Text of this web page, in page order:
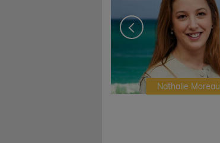
Nathalie Moreau